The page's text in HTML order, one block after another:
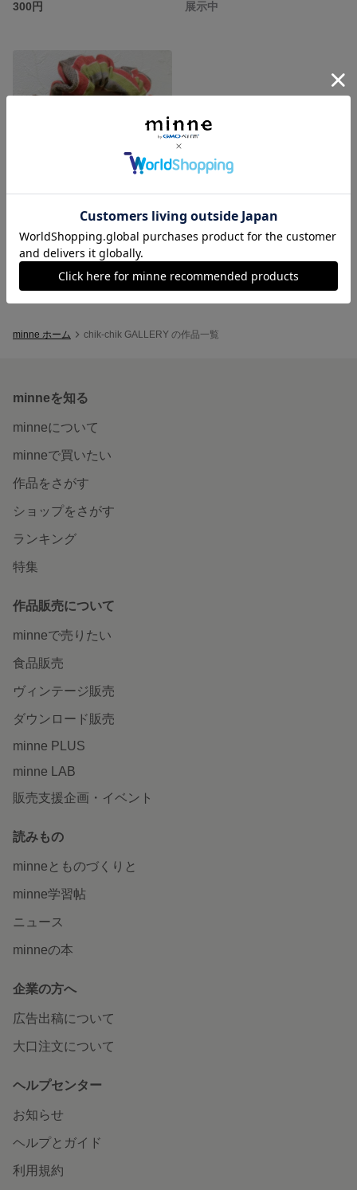
300円 展示中
マロンボーダーリボン シュシュ
展示中
minne ホーム chik-chik GALLERY の作品一覧
minneを知る
minneについて
minneで買いたい
作品をさがす
ショップをさがす
ランキング
特集
作品販売について
minneで売りたい
食品販売
ヴィンテージ販売
ダウンロード販売
minne PLUS
minne LAB
販売支援企画・イベント
読みもの
minneとものづくりと
minne学習帖
ニュース
minneの本
企業の方へ
広告出稿について
大口注文について
ヘルプセンター
お知らせ
ヘルプとガイド
利用規約